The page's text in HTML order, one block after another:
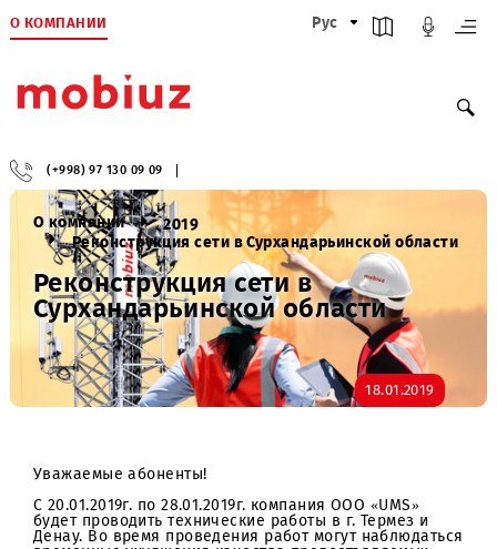
О КОМПАНИИ Рус
(+998) 97 130 09 09
О компании
2019
Реконструкция сети в Сурхандарьинской
Реконструкция сети в
Сурхандарьинской области
Уважаемые абоненты!